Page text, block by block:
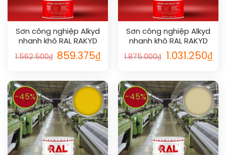
Sơn công nghiệp Alkyd
nhanh khô RAL RAKYD
QD 1002
1.562.500₫ 859.375₫
Sơn công nghiệp Alkyd
nhanh khô RAL RAKYD
QD 1004
1.875.000₫ 1.031.250₫
-45% -45%